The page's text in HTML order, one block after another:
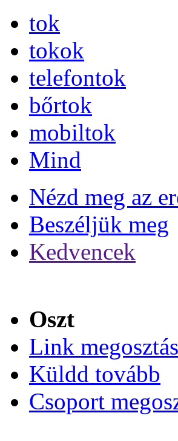
tok
tokok
telefontok
bőrtok
mobiltok
Mind
Nézd meg az
Beszéljük meg
Kedvencek
Oszt
Link
Küldd tovább
Csoport